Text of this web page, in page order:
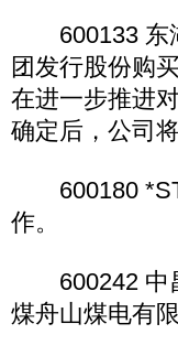
600133 东湖
团发行股份购
在进一步推进
确定后，公司
600180 *ST
作。
600242 中昌
煤舟山煤电有